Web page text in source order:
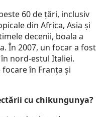
60 de țări, inclusiv
din Africa, Asia și
decenii, boala a
În 2007, un focar a fost
nord-estul Italiei.
în Franța și
cu chikungunya?